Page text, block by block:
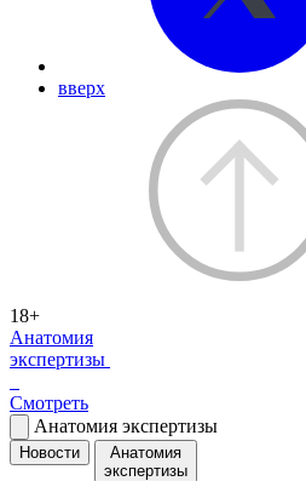
вверх
18+
Анатомия
экспертизы
Смотреть
Анатомия экспертизы
Новости
Анатомия
экспертизы